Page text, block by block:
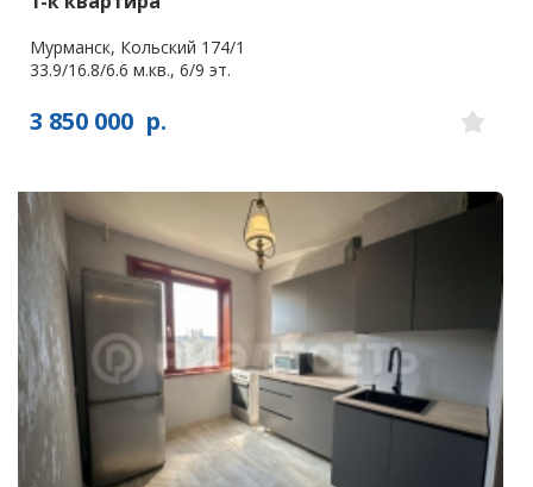
Мурманск, Кольский 174/1
33.9/16.8/6.6 м.кв., 6/9 эт.
3 850 000 р.